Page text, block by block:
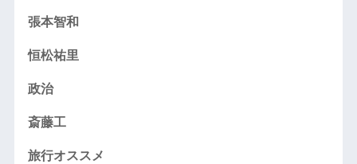
張本智和
恒松祐里
政治
斎藤工
旅行オススメ